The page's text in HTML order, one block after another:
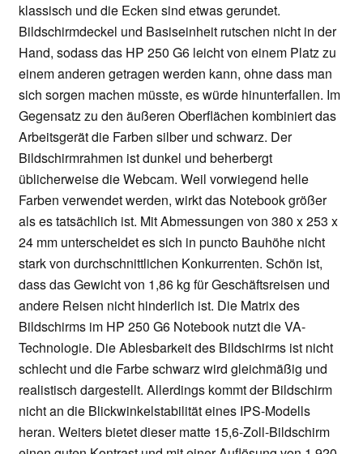
klassisch und die Ecken sind etwas gerundet.
Bildschirmdeckel und Basiseinheit rutschen nicht in der
Hand, sodass das HP 250 G6 leicht von einem Platz zu
einem anderen getragen werden kann, ohne dass man
sich sorgen machen müsste, es würde hinunterfallen. Im
Gegensatz zu den äußeren Oberflächen kombiniert das
Arbeitsgerät die Farben silber und schwarz. Der
Bildschirmrahmen ist dunkel und beherbergt
üblicherweise die Webcam. Weil vorwiegend helle
Farben verwendet werden, wirkt das Notebook größer
als es tatsächlich ist. Mit Abmessungen von 380 x 253 x
24 mm unterscheidet es sich in puncto Bauhöhe nicht
stark von durchschnittlichen Konkurrenten. Schön ist,
dass das Gewicht von 1,86 kg für Geschäftsreisen und
andere Reisen nicht hinderlich ist. Die Matrix des
Bildschirms im HP 250 G6 Notebook nutzt die VA-
Technologie. Die Ablesbarkeit des Bildschirms ist nicht
schlecht und die Farbe schwarz wird gleichmäßig und
realistisch dargestellt. Allerdings kommt der Bildschirm
nicht an die Blickwinkelstabilität eines IPS-Modells
heran. Weiters bietet dieser matte 15,6-Zoll-Bildschirm